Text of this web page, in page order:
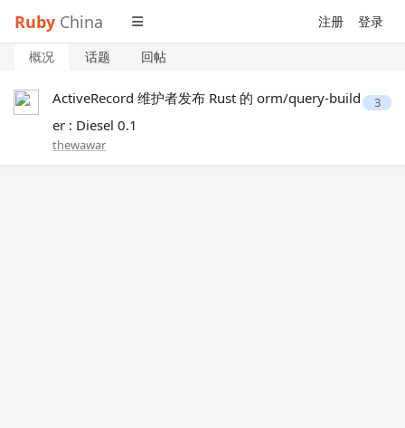
Ruby China 注册 登录
概况 话题 回帖
ActiveRecord 维护者发布 Rust 的 orm/query-build
er : Diesel 0.1
thewawar
3